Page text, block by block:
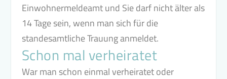
Einwohnermeldeamt und Sie darf nicht älter als
14 Tage sein, wenn man sich für die
standesamtliche Trauung anmeldet.
Schon mal verheiratet
War man schon einmal verheiratet oder